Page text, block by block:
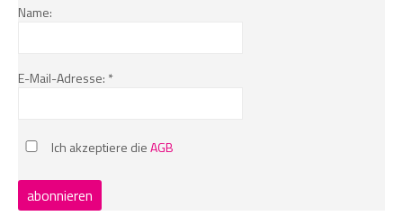
Name:
E-Mail-Adresse: *
Ich akzeptiere dieAGB